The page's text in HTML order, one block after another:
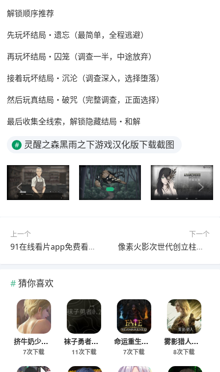
解锁顺序推荐
先玩坏结局・遗忘（最简单，全程逃避）
再玩坏结局・囚笼（调查一半，中途放弃）
接着玩坏结局・沉沦（调查深入，选择堕落）
然后玩真结局・破咒（完整调查，正面选择）
最后收集全线索，解锁隐藏结局・和解
# 灵醒之森黑雨之下游戏汉化版下载截图
上一个
91在线看片app免费看片下载
下一个
像素火影次世代创立柱间版2026最新版
猜你喜欢
挤牛奶少女手游最新版
7次下载
袜子勇者安卓下载安装
11次下载
命运重生解锁版下载
7次下载
雾影猎人安卓移植版
8次下载